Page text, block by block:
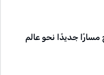
مسارًا جديدًا نحو عالم